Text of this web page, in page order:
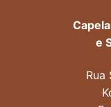
e
Rua